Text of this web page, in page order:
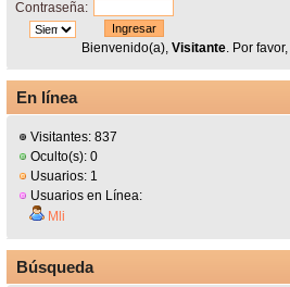
Contraseña:
Bienvenido(a), Visitante. Por favor,
En línea
Visitantes: 837
Oculto(s): 0
Usuarios: 1
Usuarios en Línea:
Mli
Búsqueda